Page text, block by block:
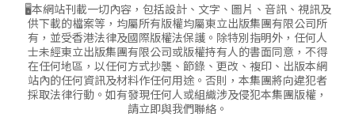
🖥本網站刊載一切內容，包括設計、文字、圖片、音訊、視訊及
供下載的檔案等，均屬所有版權均屬東立出版集團有限公司所
有，並受香港法律及國際版權法保護。除特別指明外，任何人
士未經東立出版集團有限公司或版權持有人的書面同意，不得
在任何地區，以任何方式抄襲、節錄、更改、複印、出版本網
站內的任何資訊及材料作任何用途。否則，本集團將向違犯者
採取法律行動。如有發現任何人或組織涉及侵犯本集團版權，
請立即與我們聯絡。